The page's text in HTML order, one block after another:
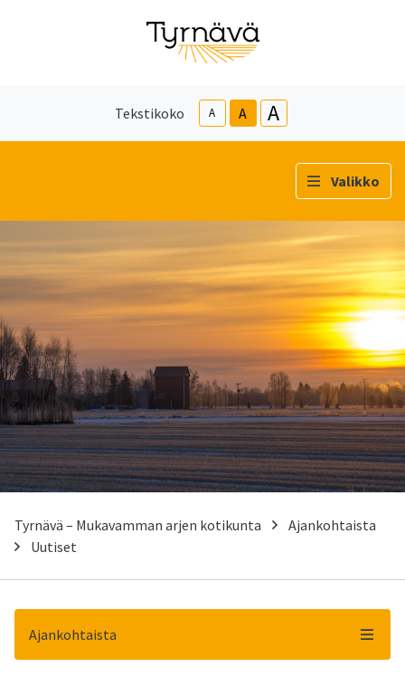
Tekstikoko A A A
Valikko
Tyrnävä – Mukavamman arjen kotikunta
Ajankohtaista
Uutiset
Ajankohtaista